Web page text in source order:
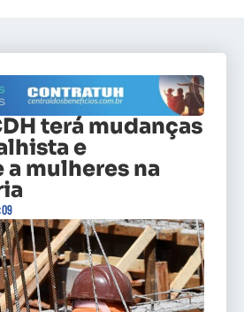
terá mudanças
e
mulheres na